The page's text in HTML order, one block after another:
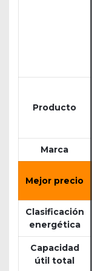
Producto
Marca
Mejor precio
Clasificación
energética
Capacidad
útil total